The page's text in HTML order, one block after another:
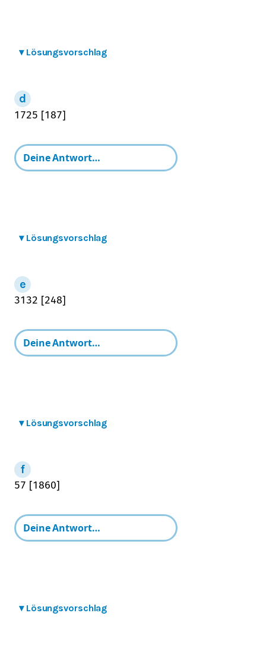
▾ Lösungsvorschlag
1725 [187]
▾ Lösungsvorschlag
31 32 [248]
▾ Lösungsvorschlag
57 1860
▾ Lösungsvorschlag